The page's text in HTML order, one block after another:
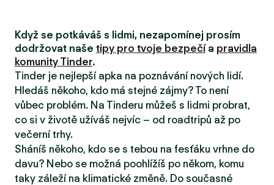
Když se potkáváš s lidmi, nezapomínej prosím
dodržovat naše tipy pro tvoje bezpečía pravidla
komunity Tinder.
Tinder je nejlepší apka na poznávání nových lidí.
Hledáš někoho, kdo má stejné zájmy? To není
vůbec problém. Na Tinderu můžeš s lidmi probrat,
co si v životě užíváš nejvíc – od roadtripů až po
večerní trhy.
Sháníš někoho, kdo se s tebou na fesťáku vrhne do
davu? Nebo se možná poohlížíš po někom, komu
taky záleží na klimatické změně. Do současné